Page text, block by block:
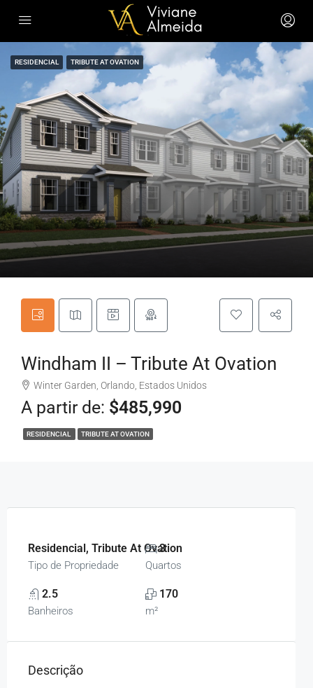
RESIDENCIAL TRIBUTE AT OVATION
Windham II – Tribute At Ovation
Winter Garden, Orlando, Estados Unidos
A partir de: $485,990
RESIDENCIAL TRIBUTE AT OVATION
Residencial, Tribute At Ovation
Tipo de Propriedade
3
Quartos
2.5
Banheiros
170
m²
Descrição